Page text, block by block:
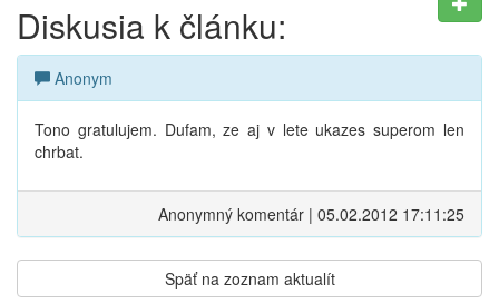
Diskusia k článku:
Anonym
Tono gratulujem. Dufam, ze aj v lete ukazes superom len
chrbat.
Anonymný komentár | 05.02.2012 17:11:25
Späť na zoznam aktualít